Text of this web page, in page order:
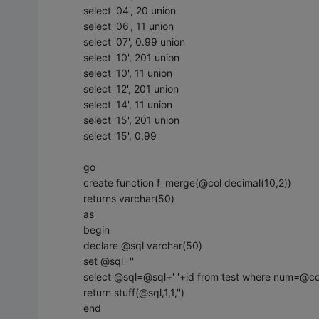
select '04', 20 union
select '06', 11 union
select '07', 0.99 union
select '10', 201 union
select '10', 11 union
select '12', 201 union
select '14', 11 union
select '15', 201 union
select '15', 0.99
go
create function f_merge(@col decimal(10,2))
returns varchar(50)
as
begin
declare @sql varchar(50)
set @sql=''
select @sql=@sql+' '+id from test where
return stuff(@sql,1,1,'')
end